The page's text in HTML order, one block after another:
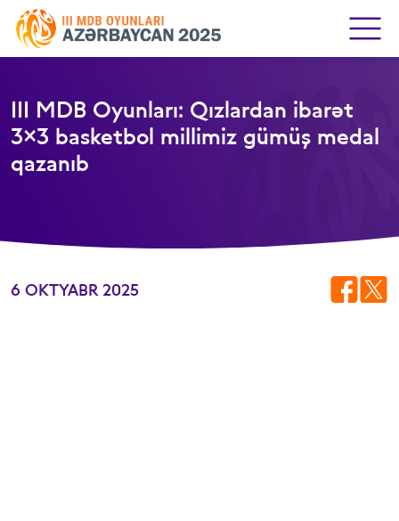
III MDB Oyunları: Qızlardan ibarət
3×3 basketbol millimiz gümüş medal
qazanıb
6 OKTYABR 2025